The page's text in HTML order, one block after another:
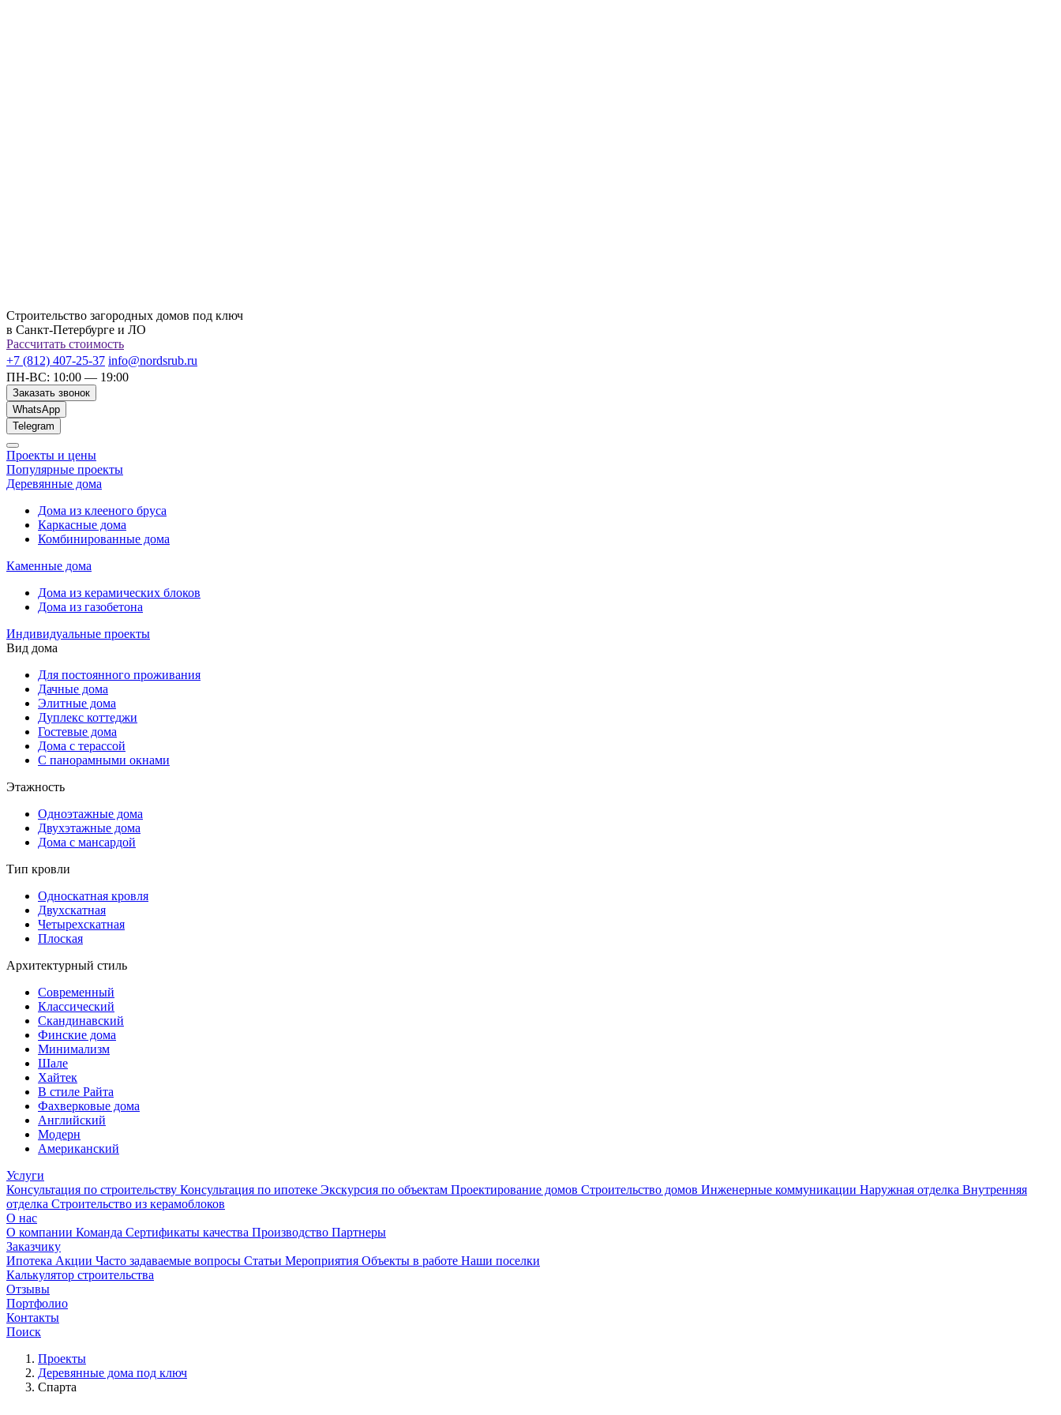
Строительство загородных домов под ключ
в Санкт-Петербурге и ЛО
Рассчитать стоимость
+7 (812) 407-25-37 info@nordsrub.ru
ПН-ВС: 10:00 — 19:00
Заказать звонок
WhatsApp
Telegram
Проекты и цены
Популярные проекты
Деревянные дома
Дома из клееного бруса
Каркасные дома
Комбинированные дома
Каменные дома
Дома из керамических блоков
Дома из газобетона
Индивидуальные проекты
Вид дома
Для постоянного проживания
Дачные дома
Элитные дома
Дуплекс коттеджи
Гостевые дома
Дома с терассой
С панорамными окнами
Этажность
Одноэтажные дома
Двухэтажные дома
Дома с мансардой
Тип кровли
Односкатная кровля
Двухскатная
Четырехскатная
Плоская
Архитектурный стиль
Современный
Классический
Скандинавский
Финские дома
Минимализм
Шале
Хайтек
В стиле Райта
Фахверковые дома
Английский
Модерн
Американский
Услуги
Консультация по строительству Консультация по ипотеке Экскурсия по объектам Проектирование домов Строительство домов Инженерные коммуникации Наружная отделка Внутренняя
отделка Строительство из керамоблоков
О нас
О компании Команда Сертификаты качества Производство Партнеры
Заказчику
Ипотека Акции Часто задаваемые вопросы Статьи Мероприятия Объекты в работе Наши поселки
Калькулятор строительства
Отзывы
Портфолио
Контакты
Поиск
Проекты
Деревянные дома под ключ
Спарта